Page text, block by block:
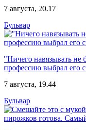
7 августа, 20.17
Бульвар
"Ничего навязывать не
профессию выбрал его
7 августа, 19.44
Бульвар